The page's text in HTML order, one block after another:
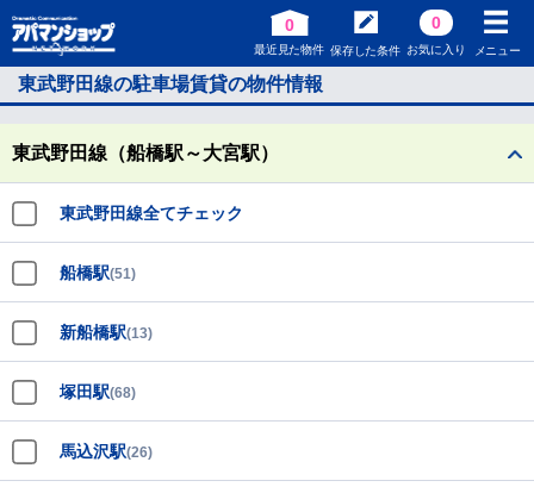
0
最近見た物件 保存した条件
0
お気に入り メニュー
東武野田線の駐車場賃貸の物件情報
東武野田線（船橋駅～大宮駅）
東武野田線全てチェック
船橋駅(51)
新船橋駅(13)
塚田駅(68)
馬込沢駅(26)